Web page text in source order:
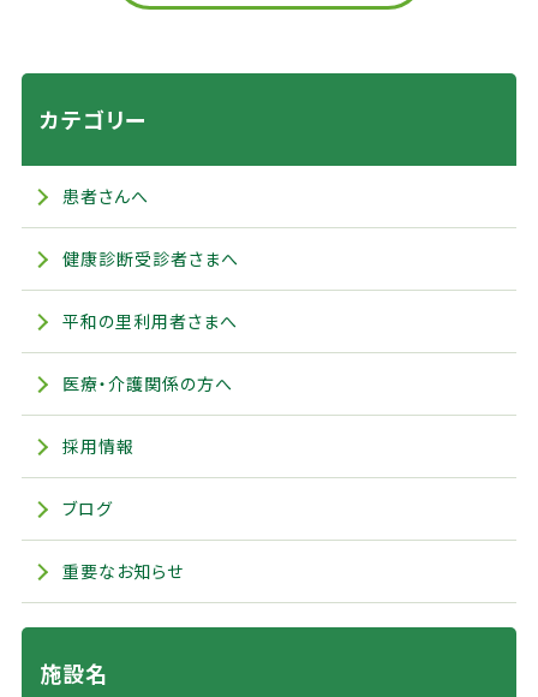
カテゴリー
患者さんへ
健康診断受診者さまへ
平和の里利用者さまへ
医療・介護関係の方へ
採用情報
ブログ
重要なお知らせ
施設名